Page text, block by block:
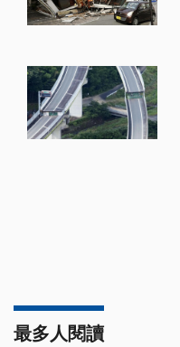
最多人閱讀